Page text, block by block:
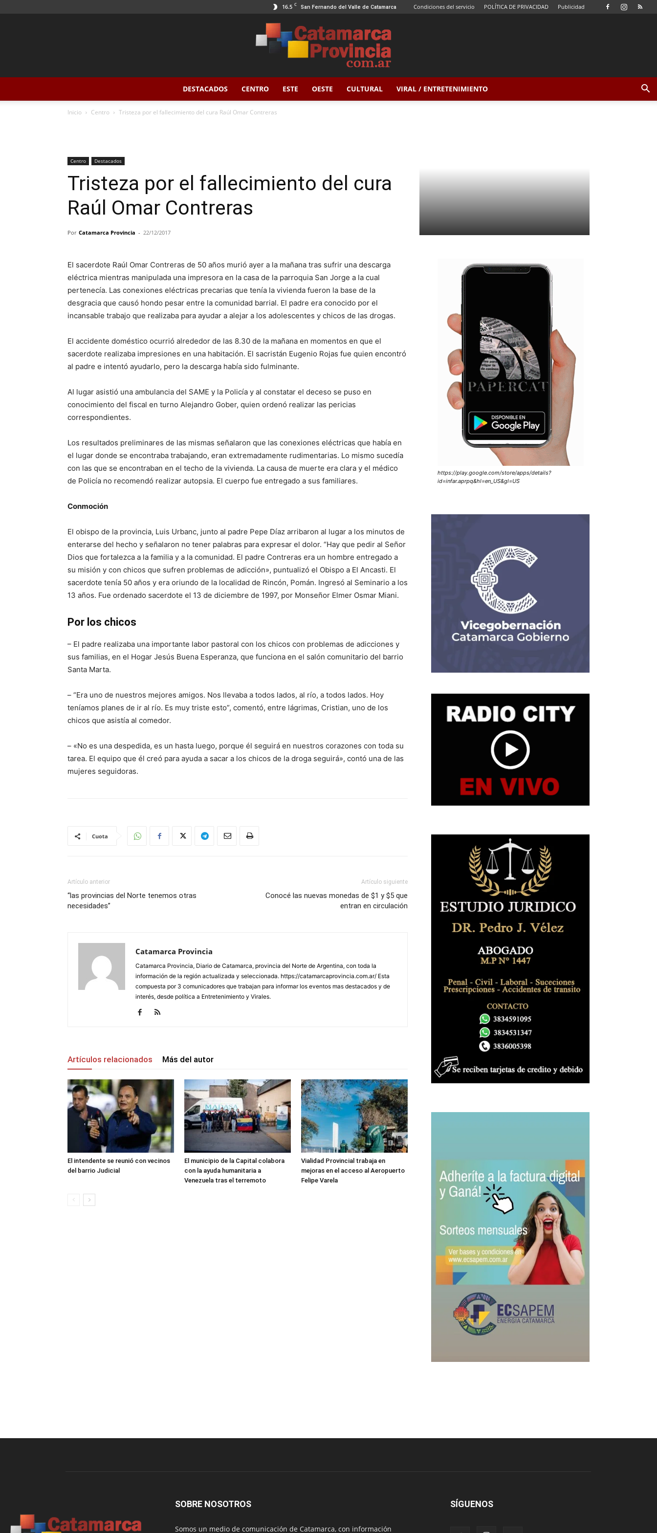
16.5 C San Fernando del Valle de Catamarca Condiciones del servicio POLÍTICA DE PRIVACIDAD Publicidad
Catamarca
DESTACADOS CENTRO ESTE OESTE CULTURAL VIRAL / ENTRETENIMIENTO
Inicio Centro Tristeza por el fallecimiento del cura Raúl Omar Contreras
Centro Destacados
Tristeza por el fallecimiento del cura
Raúl Omar Contreras
Por Catamarca Provincia - 22/12/2017
El sacerdote Raúl Omar Contreras de 50 años murió ayer a la mañana tras sufrir una descarga
eléctrica mientras manipulada una impresora en la casa de la parroquia San Jorge a la cual
pertenecía. Las conexiones eléctricas precarias que tenía la vivienda fueron la base de la
desgracia que causó hondo pesar entre la comunidad barrial. El padre era conocido por el
incansable trabajo que realizaba para ayudar a alejar a los adolescentes y chicos de las drogas.
El accidente doméstico ocurrió alrededor de las 8.30 de la mañana en momentos en que el
sacerdote realizaba impresiones en una habitación. El sacristán Eugenio Rojas fue quien encontró
al padre e intentó ayudarlo, pero la descarga había sido fulminante.
Al lugar asistió una ambulancia del SAME y la Policía y al constatar el deceso se puso en
conocimiento del fiscal en turno Alejandro Gober, quien ordenó realizar las pericias
correspondientes.
Los resultados preliminares de las mismas señalaron que las conexiones eléctricas que había en
el lugar donde se encontraba trabajando, eran extremadamente rudimentarias. Lo mismo sucedía
con las que se encontraban en el techo de la vivienda. La causa de muerte era clara y el médico
de Policía no recomendó realizar autopsia. El cuerpo fue entregado a sus familiares.
Conmoción
El obispo de la provincia, Luis Urbanc, junto al padre Pepe Díaz arribaron al lugar a los minutos de
enterarse del hecho y señalaron no tener palabras para expresar el dolor. “Hay que pedir al Señor
Dios que fortalezca a la familia y a la comunidad. El padre Contreras era un hombre entregado a
su misión y con chicos que sufren problemas de adicción», puntualizó el Obispo a El Ancasti. El
sacerdote tenía 50 años y era oriundo de la localidad de Rincón, Pomán. Ingresó al Seminario a los
13 años. Fue ordenado sacerdote el 13 de diciembre de 1997, por Monseñor Elmer Osmar Miani.
Por los chicos
– El padre realizaba una importante labor pastoral con los chicos con problemas de adicciones y
sus familias, en el Hogar Jesús Buena Esperanza, que funciona en el salón comunitario del barrio
Santa Marta.
– “Era uno de nuestros mejores amigos. Nos llevaba a todos lados, al río, a todos lados. Hoy
teníamos planes de ir al río. Es muy triste esto”, comentó, entre lágrimas, Cristian, uno de los
chicos que asistía al comedor.
– «No es una despedida, es un hasta luego, porque él seguirá en nuestros corazones con toda su
tarea. El equipo que él creó para ayuda a sacar a los chicos de la droga seguirá», contó una de las
mujeres seguidoras.
Cuota
Artículo anterior
“las provincias del Norte tenemos otras
necesidades”
Artículo siguiente
Conocé las nuevas monedas de $1 y $5 que
entran en circulación
Catamarca Provincia
Catamarca Provincia, Diario de Catamarca, provincia del Norte de Argentina, con toda la
información de la región actualizada y seleccionada. https://catamarcaprovincia.com.ar/ Esta
compuesta por 3 comunicadores que trabajan para informar los eventos mas destacados y de
interés, desde política a Entretenimiento y Virales.
Artículos relacionados Más del autor
El intendente se reunió con vecinos
del barrio Judicial
El municipio de la Capital colabora
con la ayuda humanitaria a
Venezuela tras el terremoto
Vialidad Provincial trabaja en
mejoras en el acceso al Aeropuerto
Felipe Varela
https://play.google.com/store/apps/details?
id=infar.aprpq&hl=en_US&gl=US
SOBRE NOSOTROS
Somos un medio de comunicación de Catamarca, con información
SÍGUENOS